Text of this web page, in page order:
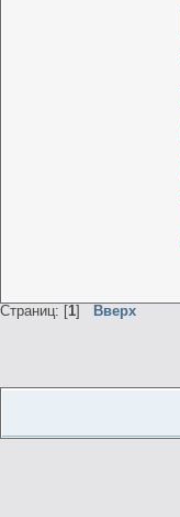
Страниц: [1] Вверх